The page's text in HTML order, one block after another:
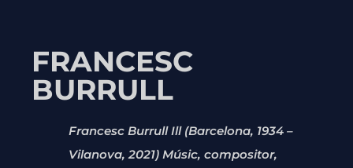
FRANCESC
BURRULL
Francesc Burrull Ill (Barcelona, 1934 –
Vilanova, 2021) Músic, compositor,